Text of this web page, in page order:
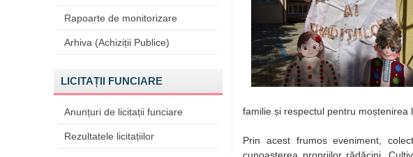
Rapoarte de monitorizare
Arhiva (Achiziții Publice)
LICITAȚII FUNCIARE
Anunțuri de licitații funciare
Rezultatele licitațiilor
familie și respectul pentru moștenirea
Prin acest frumos eveniment,